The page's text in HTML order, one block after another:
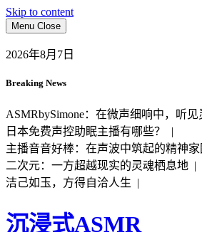
Skip to content
Menu Close
2026年8月7日
Breaking News
ASMRbySimone：在微声细响中，听
日本免费声控助眠主播有哪些？ |
主播音音好棒：在声波中筑起的精神
二次元：一方超越现实的灵魂栖息地 |
洁己如玉，方得自洽人生 |
沉浸式ASMR